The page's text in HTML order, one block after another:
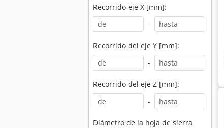
Recorrido eje X [mm]:
-
Recorrido del eje Y [mm]:
-
Recorrido del eje Z [mm]:
-
Diámetro de la hoja de sierra